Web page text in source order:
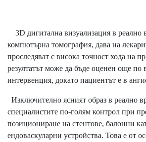
3D дигитална визуализация в реално
компютърна томография, дава на
проследяват с висока точност хода на
резултатът може да бъде оценен още по
интервенция, докато пациентът е в
Изключително ясният образ в реално
специалистите по-голям контрол при
позициониране на стентове, балонни
ендоваскуларни устройства. Това е от